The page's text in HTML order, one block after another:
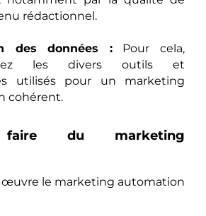
rédactionnel.
des données :Pour cela,
les divers outils et
utilisés pour un marketing
cohérent.
faire du marketing
le marketing automation